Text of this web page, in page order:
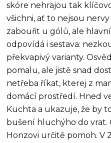
skóre nehrajou tak
všichni, ať to nejsou
zabouřit u gólů, ale
odpovídá i sestava:
překvapivý varianty.
pomalu, ale jistě snad
netřeba říkat, kterej z
domácí prostředí. Hned
Kuchta a ukazuje, že by
bušení hluchýho do vrat.
Honzovi určitě pomoh. V